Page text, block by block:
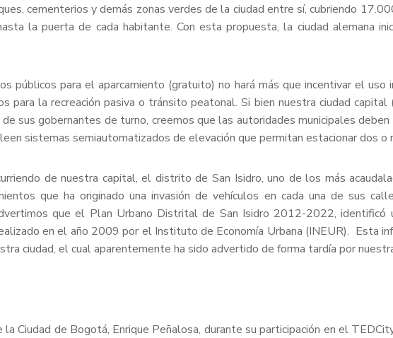
cementerios y demás zonas verdes de la ciudad entre sí, cubriendo
la puerta de cada habitante. Con esta propuesta, la ciudad alemana
públicos para el aparcamiento (gratuito) no hará más que incentivar el uso
para la recreación pasiva o tránsito peatonal. Si bien nuestra ciudad
sus gobernantes de turno, creemos que las autoridades municipales
sistemas semiautomatizados de elevación que permitan estacionar dos
de nuestra capital, el distrito de San Isidro, uno de los más
que ha originado una invasión de vehículos en cada una de sus
que el Plan Urbano Distrital de San Isidro 2012-2022,
en el año 2009 por el Instituto de Economía Urbana (INEUR). Esta
ciudad, el cual aparentemente ha sido advertido de forma tardía por
Ciudad de Bogotá, Enrique Peñalosa, durante su participación en el